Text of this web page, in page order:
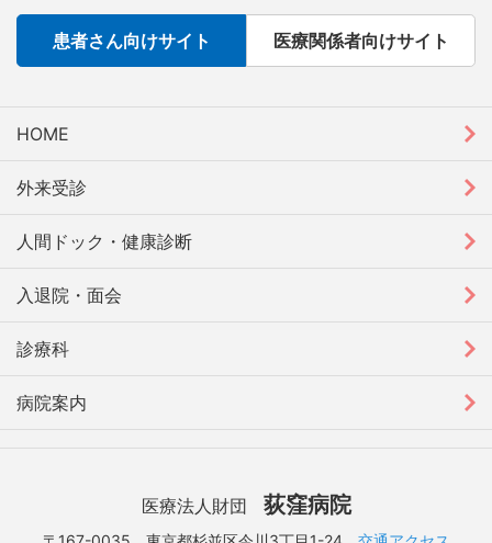
患者さん向けサイト 医療関係者向けサイト
HOME
外来受診
人間ドック・健康診断
入退院・面会
診療科
病院案内
医療法人財団 荻窪病院